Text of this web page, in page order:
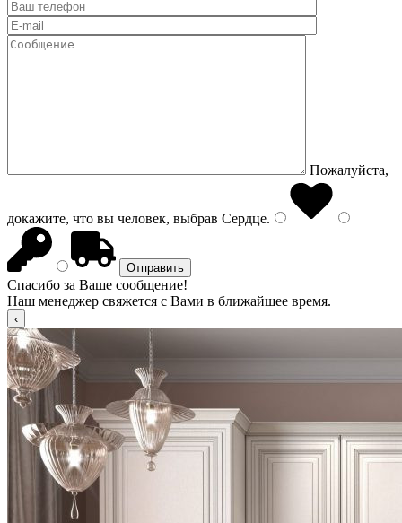
Пожалуйста,
докажите, что вы человек, выбрав Сердце.
Спасибо за Ваше сообщение!
Наш менеджер свяжется с Вами в ближайшее время.